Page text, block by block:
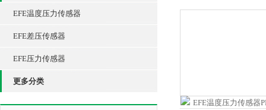
EFE温度压力传感器
EFE差压传感器
EFE压力传感器
更多分类